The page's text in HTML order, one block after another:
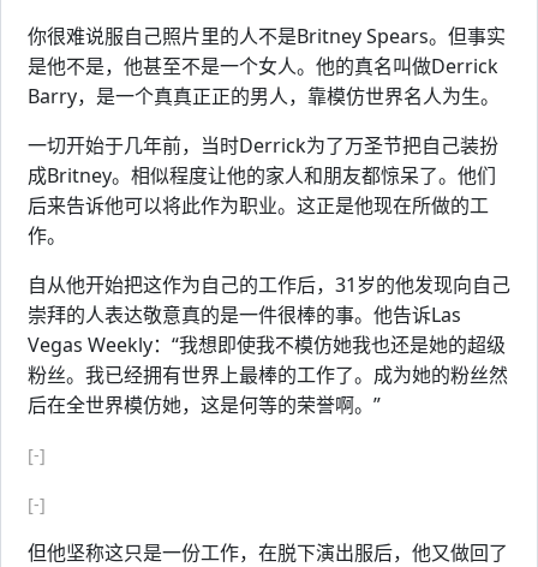
你很难说服自己照片里的人不是Britney Spears。但事实
是他不是，他甚至不是一个女人。他的真名叫做Derrick
Barry，是一个真真正正的男人，靠模仿世界名人为生。
一切开始于几年前，当时Derrick为了万圣节把自己装扮
成Britney。相似程度让他的家人和朋友都惊呆了。他们
后来告诉他可以将此作为职业。这正是他现在所做的工
作。
自从他开始把这作为自己的工作后，31岁的他发现向自己
崇拜的人表达敬意真的是一件很棒的事。他告诉Las
Vegas Weekly：“我想即使我不模仿她我也还是她的超级
粉丝。我已经拥有世界上最棒的工作了。成为她的粉丝然
后在全世界模仿她，这是何等的荣誉啊。”
[-]
[-]
但他坚称这只是一份工作，在脱下演出服后，他又做回了